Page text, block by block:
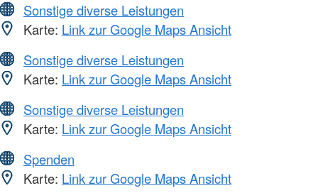
Sonstige diverse Leistungen
Karte: Link zur Google Maps Ansicht
Sonstige diverse Leistungen
Karte: Link zur Google Maps Ansicht
Sonstige diverse Leistungen
Karte: Link zur Google Maps Ansicht
Spenden
Karte: Link zur Google Maps Ansicht